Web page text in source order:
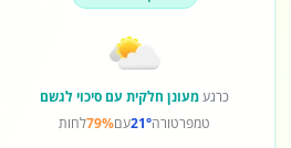
כרגעמעונן חלקית עם סיכוי לגשם
טמפרטורה21°עם79%לחות